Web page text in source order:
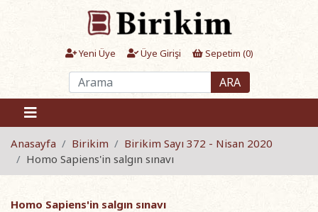
Yeni Üye Üye Girişi Sepetim (0)
ARA
Anasayfa Birikim
Birikim Sayı 372 - Nisan 2020
Homo Sapiens'in salgın sınavı
Homo Sapiens'in salgın sınavı